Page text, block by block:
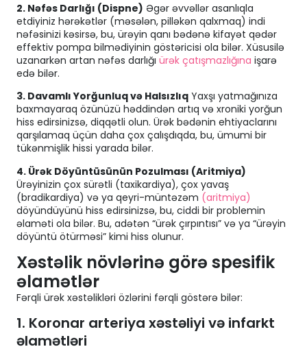
2. Nəfəs Darlığı (Dispne) Əgər əvvəllər asanlıqla
etdiyiniz hərəkətlər (məsələn, pilləkən qalxmaq) indi
nəfəsinizi kəsirsə, bu, ürəyin qanı bədənə kifayət qədər
effektiv pompa bilmədiyinin göstəricisi ola bilər. Xüsusilə
uzanarkən artan nəfəs darlığı ürək çatışmazlığına işarə
edə bilər.
3. Davamlı Yorğunluq və Halsızlıq Yaxşı yatmağınıza
baxmayaraq özünüzü həddindən artıq və xroniki yorğun
hiss edirsinizsə, diqqətli olun. Ürək bədənin ehtiyaclarını
qarşılamaq üçün daha çox çalışdıqda, bu, ümumi bir
tükənmişlik hissi yarada bilər.
4. Ürək Döyüntüsünün Pozulması (Aritmiya)
Ürəyinizin çox sürətli (taxikardiya), çox yavaş
(bradikardiya) və ya qeyri-müntəzəm (aritmiya)
döyündüyünü hiss edirsinizsə, bu, ciddi bir problemin
əlaməti ola bilər. Bu, adətən “ürək çırpıntısı” və ya “ürəyin
döyüntü ötürməsi” kimi hiss olunur.
Xəstəlik növlərinə görə spesifik
əlamətlər
Fərqli ürək xəstəlikləri özlərini fərqli göstərə bilər:
1. Koronar arteriya xəstəliyi və infarkt
əlamətləri